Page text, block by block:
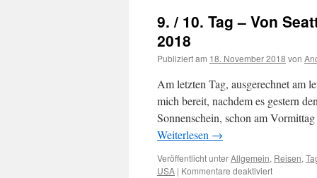
9. / 10. Tag – Von
2018
Publiziert am 18. November 2018 von
Am letzten Tag, ausgerechnet am
mich bereit, nachdem es gestern
Sonnenschein, schon am
Weiterlesen →
Veröffentlicht unterAllgemein, Reisen,
USA | Kommentare deaktiviert